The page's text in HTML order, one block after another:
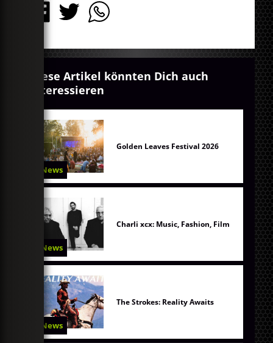
Diese Artikel könnten Dich auch
interessieren
News
Golden Leaves Festival 2026
News
Charli xcx: Music, Fashion, Film
News
The Strokes: Reality Awaits